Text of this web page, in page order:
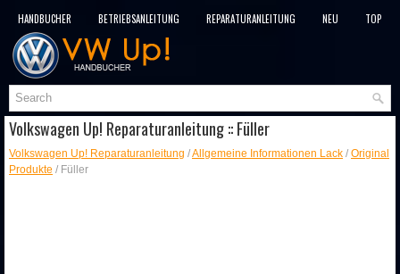
HANDBÜCHER BETRIEBSANLEITUNG REPARATURANLEITUNG NEU
TOP
SITEMAP
Volkswagen Up! Reparaturanleitung :: Füller
Volkswagen Up! Reparaturanleitung /Allgemeine Informationen Lack / Original
Produkte / Füller